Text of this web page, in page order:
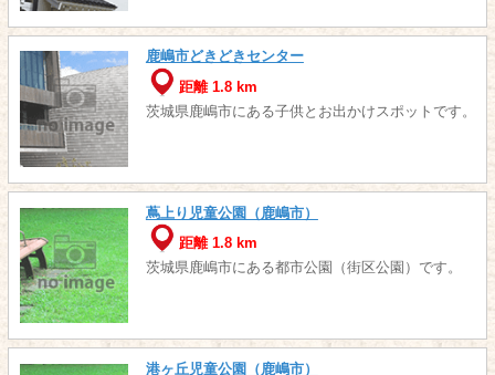
鹿嶋市どきどきセンター
距離 1.8 km
茨城県鹿嶋市にある子供とお出かけスポットです。
蔦上り児童公園（鹿嶋市）
距離 1.8 km
茨城県鹿嶋市にある都市公園（街区公園）です。
港ヶ丘児童公園（鹿嶋市）